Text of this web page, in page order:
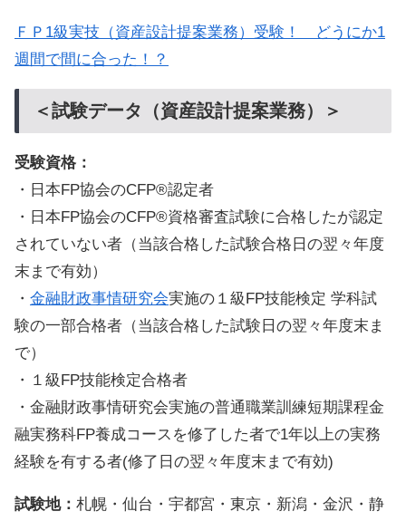
ＦＰ1級実技（資産設計提案業務）受験！ どうにか1
週間で間に合った！？
＜試験データ（資産設計提案業務）＞
受験資格：
・日本FP協会のCFP®認定者
・日本FP協会のCFP®資格審査試験に合格したが認定
されていない者（当該合格した試験合格日の翌々年度
末まで有効）
・ 金融財政事情研究会実施の１級FP技能検定 学科試
験の一部合格者（当該合格した試験日の翌々年度末ま
で）
・１級FP技能検定合格者
・金融財政事情研究会実施の普通職業訓練短期課程金
融実務科FP養成コースを修了した者で1年以上の実務
経験を有する者(修了日の翌々年度末まで有効)
試験地： 札幌・仙台・宇都宮・東京・新潟・金沢・静